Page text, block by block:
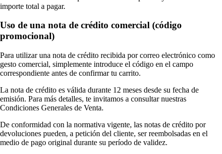
importe total a pagar.
Uso de una nota de crédito comercial (código
promocional)
Para utilizar una nota de crédito recibida por correo electrónico como
gesto comercial, simplemente introduce el código en el campo
correspondiente antes de confirmar tu carrito.
La nota de crédito es válida durante 12 meses desde su fecha de
emisión. Para más detalles, te invitamos a consultar nuestras
Condiciones Generales de Venta.
De conformidad con la normativa vigente, las notas de crédito por
devoluciones pueden, a petición del cliente, ser reembolsadas en el
medio de pago original durante su período de validez.